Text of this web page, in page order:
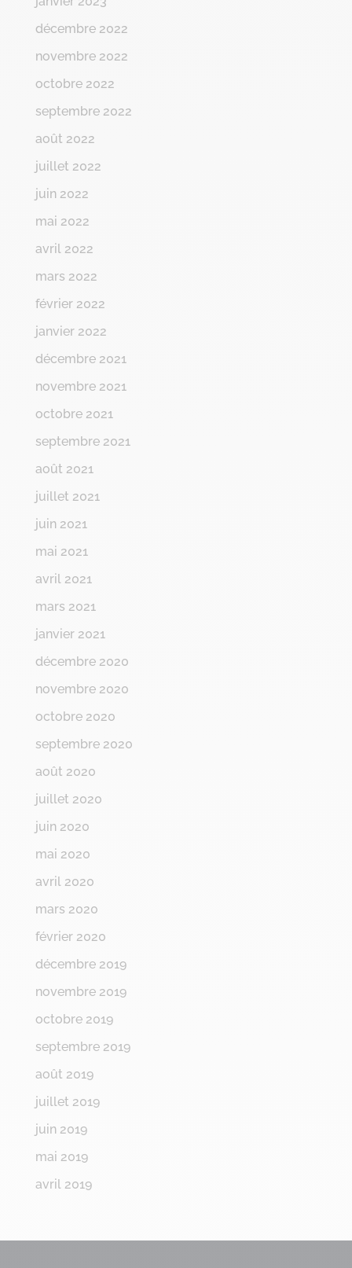
décembre 2022
novembre 2022
octobre 2022
septembre 2022
août 2022
juillet 2022
juin 2022
mai 2022
avril 2022
mars 2022
février 2022
janvier 2022
décembre 2021
novembre 2021
octobre 2021
septembre 2021
août 2021
juillet 2021
juin 2021
mai 2021
avril 2021
mars 2021
janvier 2021
décembre 2020
novembre 2020
octobre 2020
septembre 2020
août 2020
juillet 2020
juin 2020
mai 2020
avril 2020
mars 2020
février 2020
décembre 2019
novembre 2019
octobre 2019
septembre 2019
août 2019
juillet 2019
juin 2019
mai 2019
avril 2019